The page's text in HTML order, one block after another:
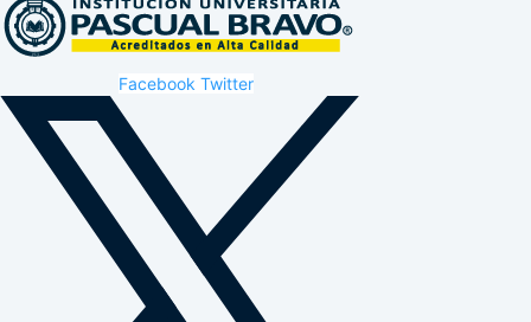
Facebook Twitter